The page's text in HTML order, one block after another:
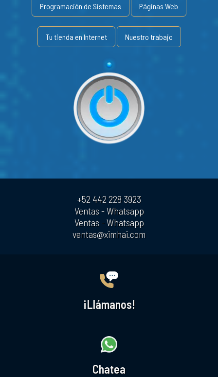
Programación de Sistemas Páginas Web
Tu tienda en Internet Nuestro trabajo
+52 442 228 3923
Ventas - Whatsapp
Ventas - Whatsapp
ventas@ximhai.com
¡Llámanos!
Chatea